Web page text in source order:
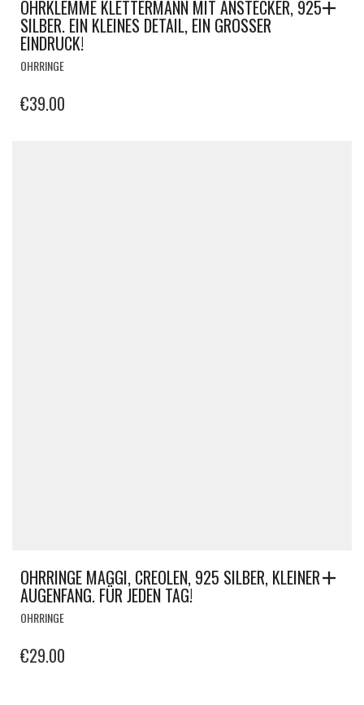
OHRKLEMME KLETTERMANN MIT ANSTECKER, 925
SILBER. EIN KLEINES DETAIL, EIN GROSSER E
INDRUCK!
OHRRINGE
€39.00
OHRRINGE MAGGI, CREOLEN, 925 SILBER, KLEINER
AUGENFANG. FÜR JEDEN TAG!
OHRRINGE
€29.00